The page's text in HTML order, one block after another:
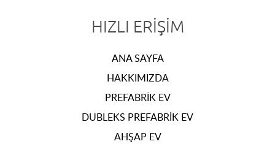
HIZLI ERIŞIM
ANA SAYFA
HAKKIMIZDA
PREFABRIK EV
DUBLEKS PREFABRIK EV
AHŞAP EV